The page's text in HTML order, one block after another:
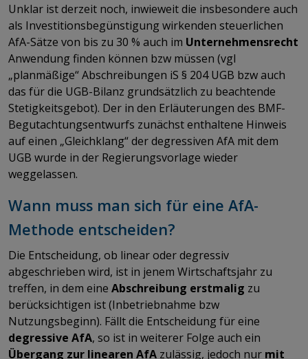
Unklar ist derzeit noch, inwieweit die insbesondere auch
als Investitionsbegünstigung wirkenden steuerlichen
AfA-Sätze von bis zu 30 % auch im Unternehmensrecht
Anwendung finden können bzw müssen (vgl
„planmäßige“ Abschreibungen iS § 204 UGB bzw auch
das für die UGB-Bilanz grundsätzlich zu beachtende
Stetigkeitsgebot). Der in den Erläuterungen des BMF-
Begutachtungsentwurfs zunächst enthaltene Hinweis
auf einen „Gleichklang“ der degressiven AfA mit dem
UGB wurde in der Regierungsvorlage wieder
weggelassen.
Wann muss man sich für eine AfA-
Methode entscheiden?
Die Entscheidung, ob linear oder degressiv
abgeschrieben wird, ist in jenem Wirtschaftsjahr zu
treffen, in dem eine Abschreibung erstmalig zu
berücksichtigen ist (Inbetriebnahme bzw
Nutzungsbeginn). Fällt die Entscheidung für eine
degressive AfA, so ist in weiterer Folge auch ein
Übergang zur linearen AfA zulässig, jedoch nur mit